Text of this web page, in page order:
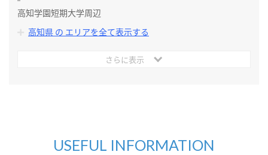
高知学園短期大学周辺
高知県 の エリアを全て表示する
さらに表示
USEFUL INFORMATION